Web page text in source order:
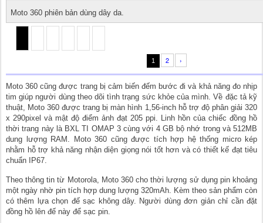
Moto 360 phiên bản dùng dây da.
1 2 ›
Moto 360 cũng được trang bị cảm biến đếm bước đi và khả năng đo nhịp
tim giúp người dùng theo dõi tình trạng sức khỏe của mình. Về đặc tả kỹ
thuật, Moto 360 được trang bị màn hình 1,56-inch hỗ trợ độ phân giải 320
x 290pixel và mật độ điểm ảnh đạt 205 ppi. Linh hồn của chiếc đồng hồ
thời trang này là BXL TI OMAP 3 cùng với 4 GB bộ nhớ trong và 512MB
dung lượng RAM. Moto 360 cũng được tích hợp hệ thống micro kép
nhằm hỗ trợ khả năng nhận diện giọng nói tốt hơn và có thiết kế đạt tiêu
chuẩn IP67.
Theo thông tin từ Motorola, Moto 360 cho thời lượng sử dụng pin khoảng
một ngày nhờ pin tích hợp dung lượng 320mAh. Kèm theo sản phẩm còn
có thêm lựa chọn đế sạc không dây. Người dùng đơn giản chỉ cần đặt
đồng hồ lên đế này để sạc pin.